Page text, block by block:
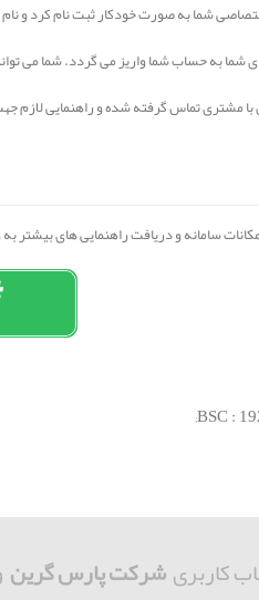
تماس گرفته شده و راهنمایی لازم
و دریافت راهنمایی های بیشتر به وسیله لینک زیر یا ارسال عدد 2000 به
کاربریشرکت پارس گرین